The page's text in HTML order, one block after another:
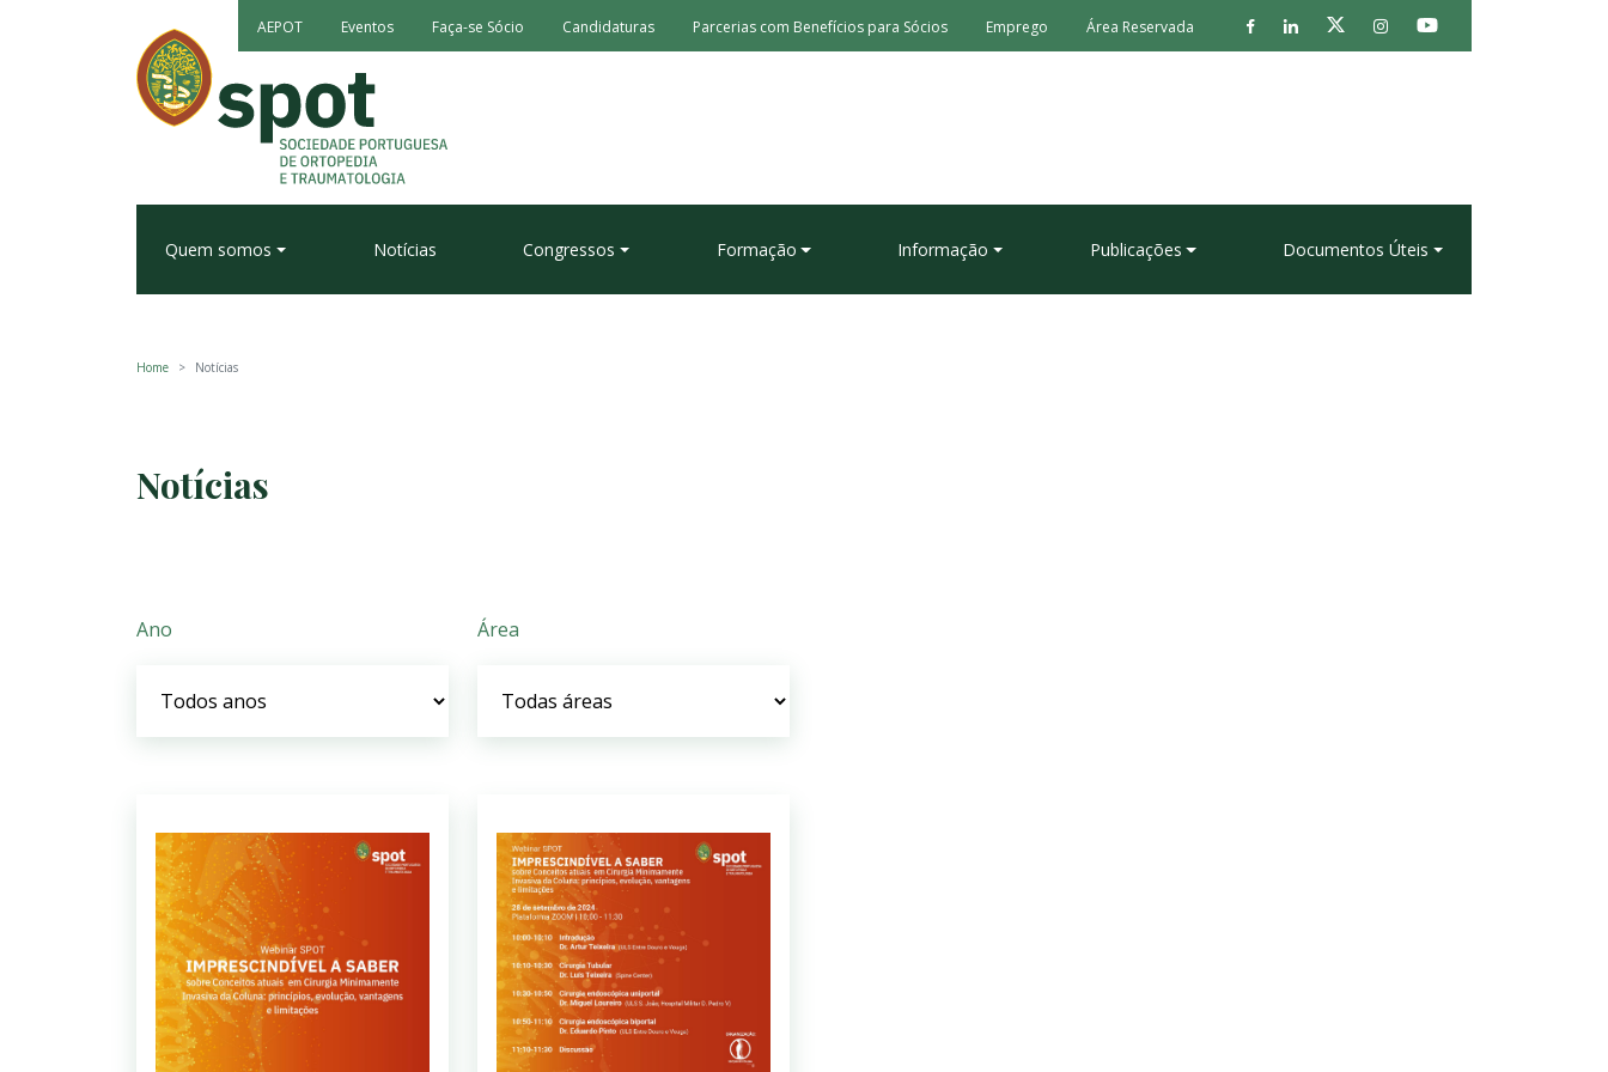
AEPOT Eventos Faça-se Sócio Candidaturas Parcerias com Benefícios para Sócios Emprego Área Reservada
Quem somos Notícias Congressos Formação Informação Publicações Documentos Úteis
Home Notícias
Notícias
Ano Área